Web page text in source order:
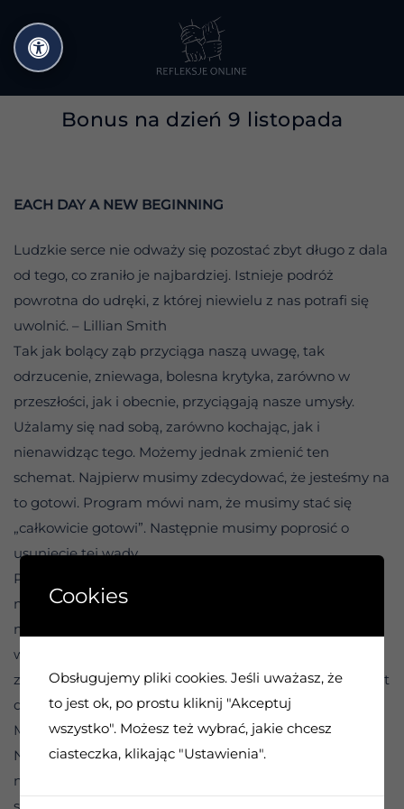
do
treści
Bonus na dzień 9 listopada
EACH DAY A NEW BEGINNING
Ludzkie serce nie odważy się pozostać zbyt długo z dala
od tego, co zraniło je najbardziej. Istnieje podróż
powrotna do udręki, z której niewielu z nas potrafi się
uwolnić. – Lillian Smith
Tak jak bolący ząb przyciąga naszą uwagę, tak
odrzucenie, zniewaga, bolesna krytyka, zarówno w
przeszłości, jak i obecnie, przyciągają nasze umysły.
Użalamy się nad sobą, zarówno kochając, jak i
nienawidząc tego. Możemy jednak zmienić ten
schemat. Najpierw musimy zdecydować, że jesteśmy na
to gotowi. Program mówi nam, że musimy stać się
„całkowicie gotowi”. Następnie musimy poprosić o
usunięcie tej wady.
Pragnienie rozpamiętywania niesprawiedliwości w
naszym życiu staje się nawykiem. Zajmuje godziny
naszego czasu. Wpływa na nasze postrzeganie
wszystkich innych doświadczeń. Musimy być gotowi
zastąpić tę czasochłonną czynność czynnością, która jest
dobra i zdrowa.
Musimy być przygotowani na zmianę całego życia.
Nadmierne użalanie się nad sobą tak nadszarpnęło
naszą percepcję, że być może nigdy nie byliśmy w
Cookies
Obsługujemy pliki cookies. Jeśli uważasz, że
to jest ok, po prostu kliknij "Akceptuj
wszystko". Możesz też wybrać, jakie chcesz
ciasteczka, klikając "Ustawienia".